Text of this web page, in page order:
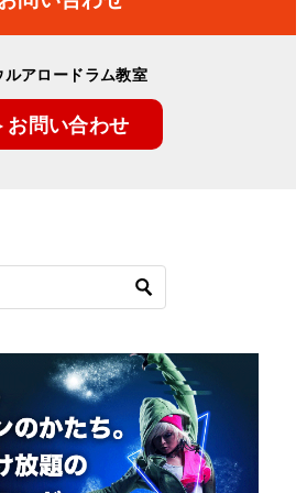
ルアロードラム教室
お問い合わせ